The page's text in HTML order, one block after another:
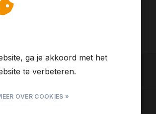
ga je akkoord met het
te verbeteren.
OVER COOKIES »